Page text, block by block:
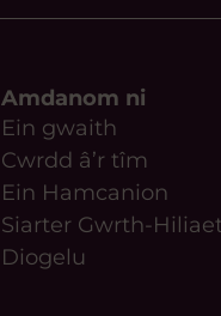
Amdanom ni
Ein gwaith
Cwrdd â’r tîm
Ein Hamcanion
Siarter Gwrth-
Diogelu